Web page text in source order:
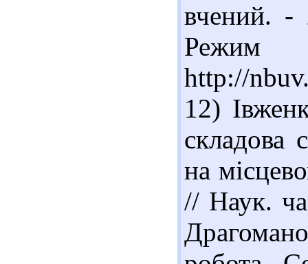
вчений.
http://
12)
складова
на
// Наук.